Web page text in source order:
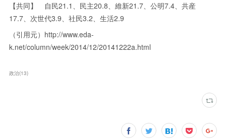
【共同】 自民21.1、民主20.8、維新21.7、公明7.4、共産
17.7、次世代3.9、社民3.2、生活2.9
（引用元）http://www.eda-
k.net/column/week/2014/12/20141222a.html
政治(13)